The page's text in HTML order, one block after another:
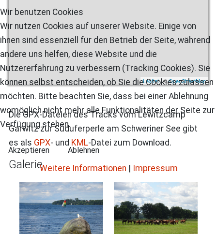
Leaflet| ©OpenStreetMap
Die GPX-Dateien des Tracks vom Lewitzcamp
Garwitz zur Süduferperle am Schweriner See gibt
es als GPX- und KML-Datei zum Download.
Galerie
Wir benutzen Cookies
Wir nutzen Cookies auf unserer Website. Einige von
ihnen sind essenziell für den Betrieb der Seite, während
andere uns helfen, diese Website und die
Nutzererfahrung zu verbessern (Tracking Cookies). Sie
können selbst entscheiden, ob Sie die Cookies zulassen
möchten. Bitte beachten Sie, dass bei einer Ablehnung
womöglich nicht mehr alle Funktionalitäten der Seite zur
Verfügung stehen.
Akzeptieren Ablehnen
Weitere Informationen | Impressum